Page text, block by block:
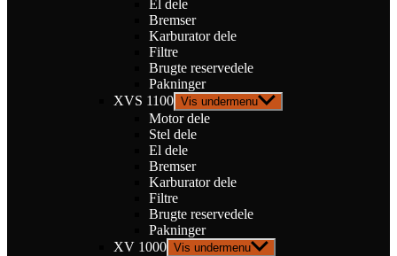
El dele
Bremser
Karburator dele
Filtre
Brugte reservedele
Pakninger
XVS 1100 Vis undermenu
Motor dele
Stel dele
El dele
Bremser
Karburator dele
Filtre
Brugte reservedele
Pakninger
XV 1000 Vis undermenu